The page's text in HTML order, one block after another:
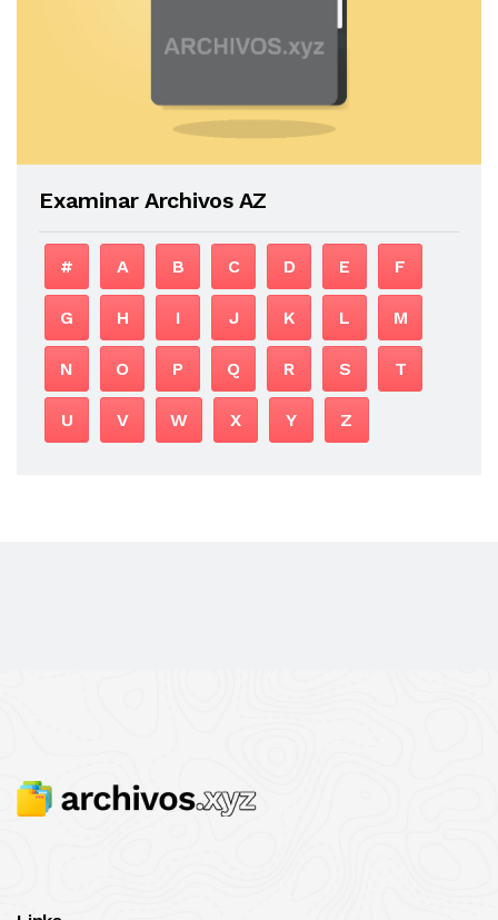
Examinar Archivos AZ
# A B C D E F
G H I J K L M
N O P Q R S T
U V W X Y Z